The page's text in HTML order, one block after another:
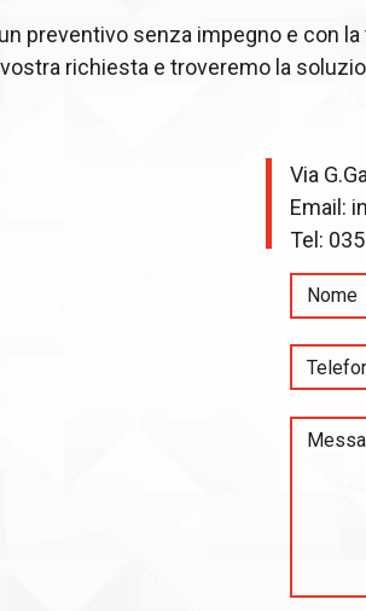
preventivo senza impegno e con
richiesta e troveremo la
Via
Email:
Tel: